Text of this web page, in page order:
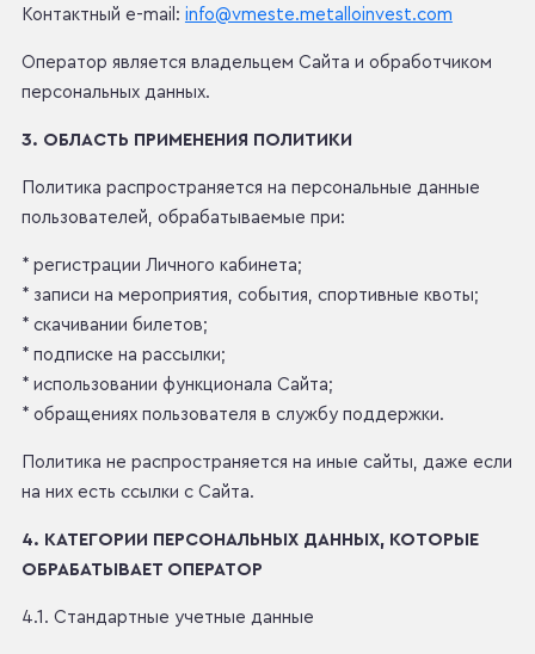
Контактный e-mail: info@vmeste.metalloinvest.com
Оператор является владельцем Сайта и обработчиком
персональных данных.
3. ОБЛАСТЬ ПРИМЕНЕНИЯ ПОЛИТИКИ
Политика распространяется на персональные данные
пользователей, обрабатываемые при:
* регистрации Личного кабинета;
* записи на мероприятия, события, спортивные квоты;
* скачивании билетов;
* подписке на рассылки;
* использовании функционала Сайта;
* обращениях пользователя в службу поддержки.
Политика не распространяется на иные сайты, даже если
на них есть ссылки с Сайта.
4. КАТЕГОРИИ ПЕРСОНАЛЬНЫХ ДАННЫХ, КОТОРЫЕ
ОБРАБАТЫВАЕТ ОПЕРАТОР
4.1. Стандартные учетные данные